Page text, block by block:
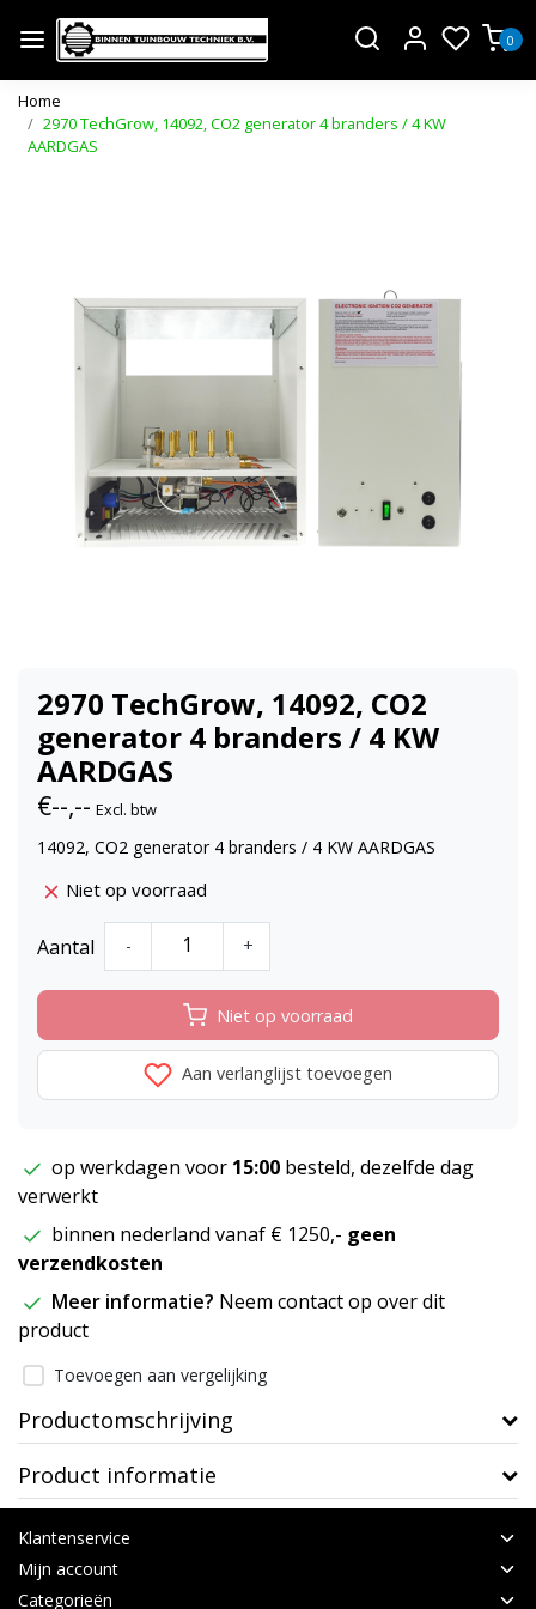
0
Home
2970 TechGrow, 14092, CO2 generator 4 branders / 4 KW
AARDGAS
2970 TechGrow, 14092, CO2
generator 4 branders / 4 KW
AARDGAS
€--,-- Excl. btw
14092, CO2 generator 4 branders / 4 KW AARDGAS
Niet op voorraad
Aantal - +
Niet op voorraad
Aan verlanglijst toevoegen
op werkdagen voor 15:00 besteld, dezelfde dag
verwerkt
binnen nederland vanaf € 1250,- geen
verzendkosten
Meer informatie? Neem contact op over dit
product
Toevoegen aan vergelijking
Productomschrijving
Product informatie
Klantenservice
Mijn account
Categorieën